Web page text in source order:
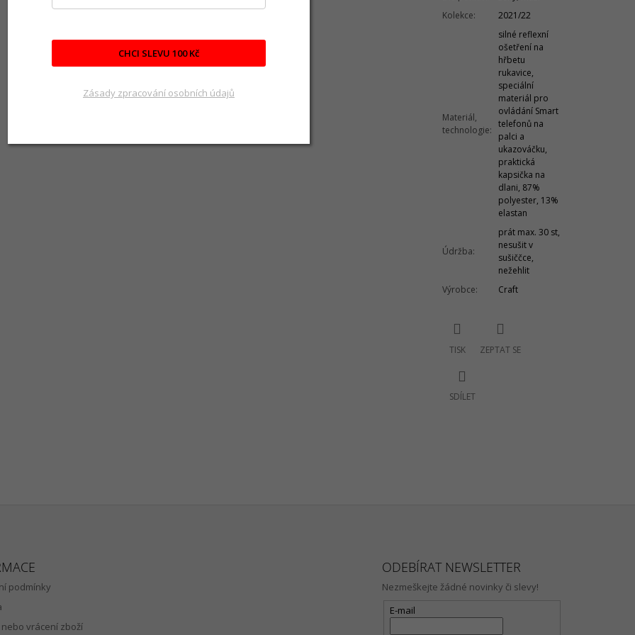
Kolekce: 2021/22
Materiál,
technologie:
silné reflexní
ošetření na
hřbetu
rukavice,
speciální
materiál pro
ovládání Smart
telefonů na
palci a
ukazováčku,
praktická
kapsička na
dlani, 87%
polyester, 13%
elastan
Údržba:
prát max. 30 st,
nesušit v
sušiččce,
nežehlit
Výrobce: Craft
TISK ZEPTAT SE
SDÍLET
podmínky
vrácení zboží
ODEBÍRAT NEWSLETTER
Nezmeškejte žádné novinky či slevy!
E-mail
CHCI SLEVU 100 Kč
Zásady zpracování osobních údajů